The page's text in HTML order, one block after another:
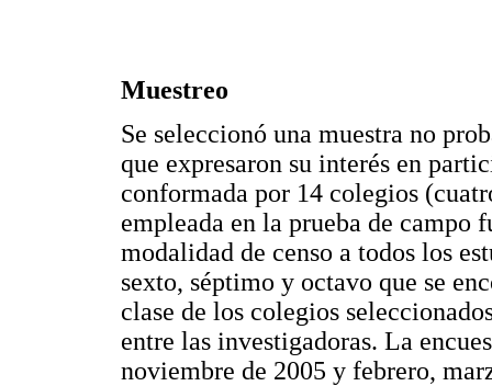
Muestreo
Se seleccionó una muestra no
que expresaron su interés en
conformada por 14 colegios
empleada en la prueba de campo
modalidad de censo a todos los
sexto, séptimo y octavo que se
clase de los colegios
entre las investigadoras. La
noviembre de 2005 y febrero,